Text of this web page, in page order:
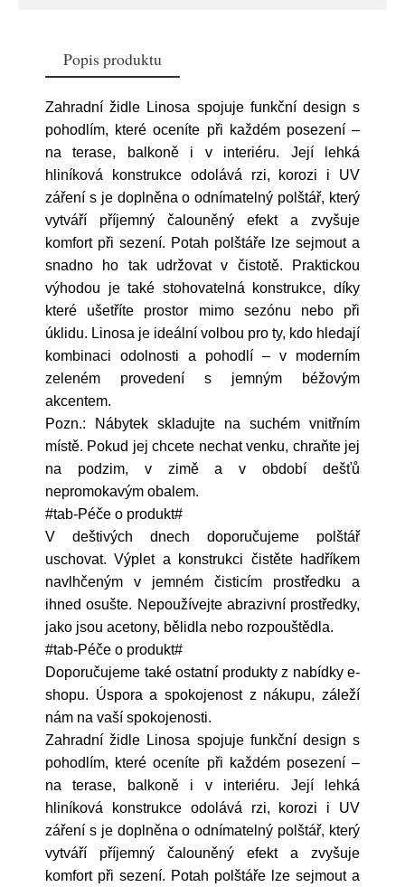
Popis produktu
Zahradní židle Linosa spojuje funkční design s
pohodlím, které oceníte při každém posezení –
na terase, balkoně i v interiéru. Její lehká
hliníková konstrukce odolává rzi, korozi i UV
záření s je doplněna o odnímatelný polštář, který
vytváří příjemný čalouněný efekt a zvyšuje
komfort při sezení. Potah polštáře lze sejmout a
snadno ho tak udržovat v čistotě. Praktickou
výhodou je také stohovatelná konstrukce, díky
které ušetříte prostor mimo sezónu nebo při
úklidu. Linosa je ideální volbou pro ty, kdo hledají
kombinaci odolnosti a pohodlí – v moderním
zeleném provedení s jemným béžovým
akcentem.
Pozn.: Nábytek skladujte na suchém vnitřním
místě. Pokud jej chcete nechat venku, chraňte jej
na podzim, v zimě a v období dešťů
nepromokavým obalem.
#tab-Péče o produkt#
V deštivých dnech doporučujeme polštář
uschovat. Výplet a konstrukci čistěte hadříkem
navlhčeným v jemném čisticím prostředku a
ihned osušte. Nepoužívejte abrazivní prostředky,
jako jsou acetony, bělidla nebo rozpouštědla.
#tab-Péče o produkt#
Doporučujeme také ostatní produkty z nabídky e-
shopu. Úspora a spokojenost z nákupu, záleží
nám na vaší spokojenosti.
Zahradní židle Linosa spojuje funkční design s
pohodlím, které oceníte při každém posezení –
na terase, balkoně i v interiéru. Její lehká
hliníková konstrukce odolává rzi, korozi i UV
záření s je doplněna o odnímatelný polštář, který
vytváří příjemný čalouněný efekt a zvyšuje
komfort při sezení. Potah polštáře lze sejmout a